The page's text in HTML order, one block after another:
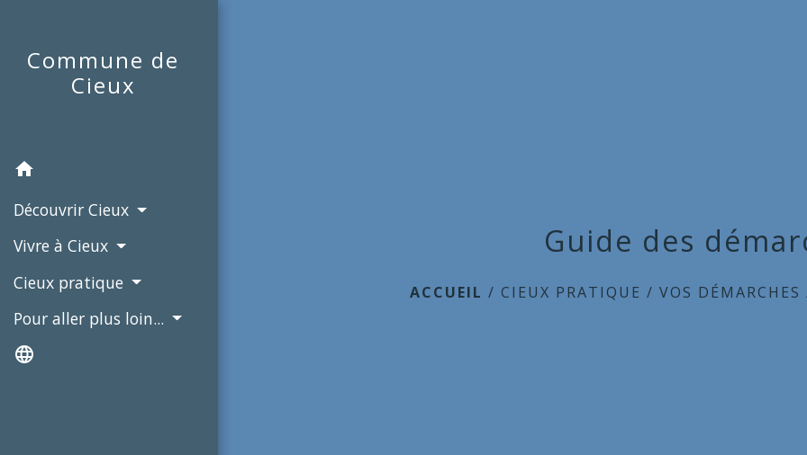
Commune de
Cieux
home
Découvrir Cieux
Vivre à Cieux
Cieux pratique
Pour aller plus loin...
language
Guide des
ACCUEIL /CIEUX PRATIQUE /VOS DÉMARCHES